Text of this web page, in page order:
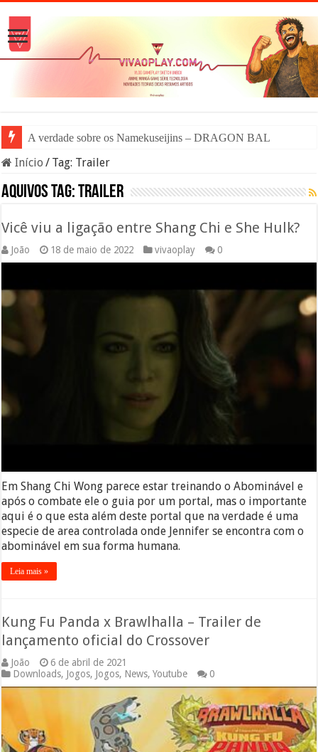
A verdade sobre os Namekuseijins – DRAGON BALL #News
Início / Tag: Trailer
Aquivos tag:Trailer
Vicê viu a ligação entre Shang Chi e She Hulk?
João 18 de maio de 2022 vivaoplay 0
Em Shang Chi Wong parece estar treinando o Abominável e
após o combate ele o guia por um portal, mas o importante
aqui é o que esta além deste portal que na verdade é uma
especie de area controlada onde Jennifer se encontra com o
abominável em sua forma humana.
Leia mais »
Kung Fu Panda x Brawlhalla – Trailer de
lançamento oficial do Crossover
João
6 de abril de 2021
Downloads, Jogos, Jogos, News,Youtube 0